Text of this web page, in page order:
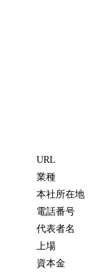
URL
業種
本社所在地
電話番号
代表者名
上場
資本金